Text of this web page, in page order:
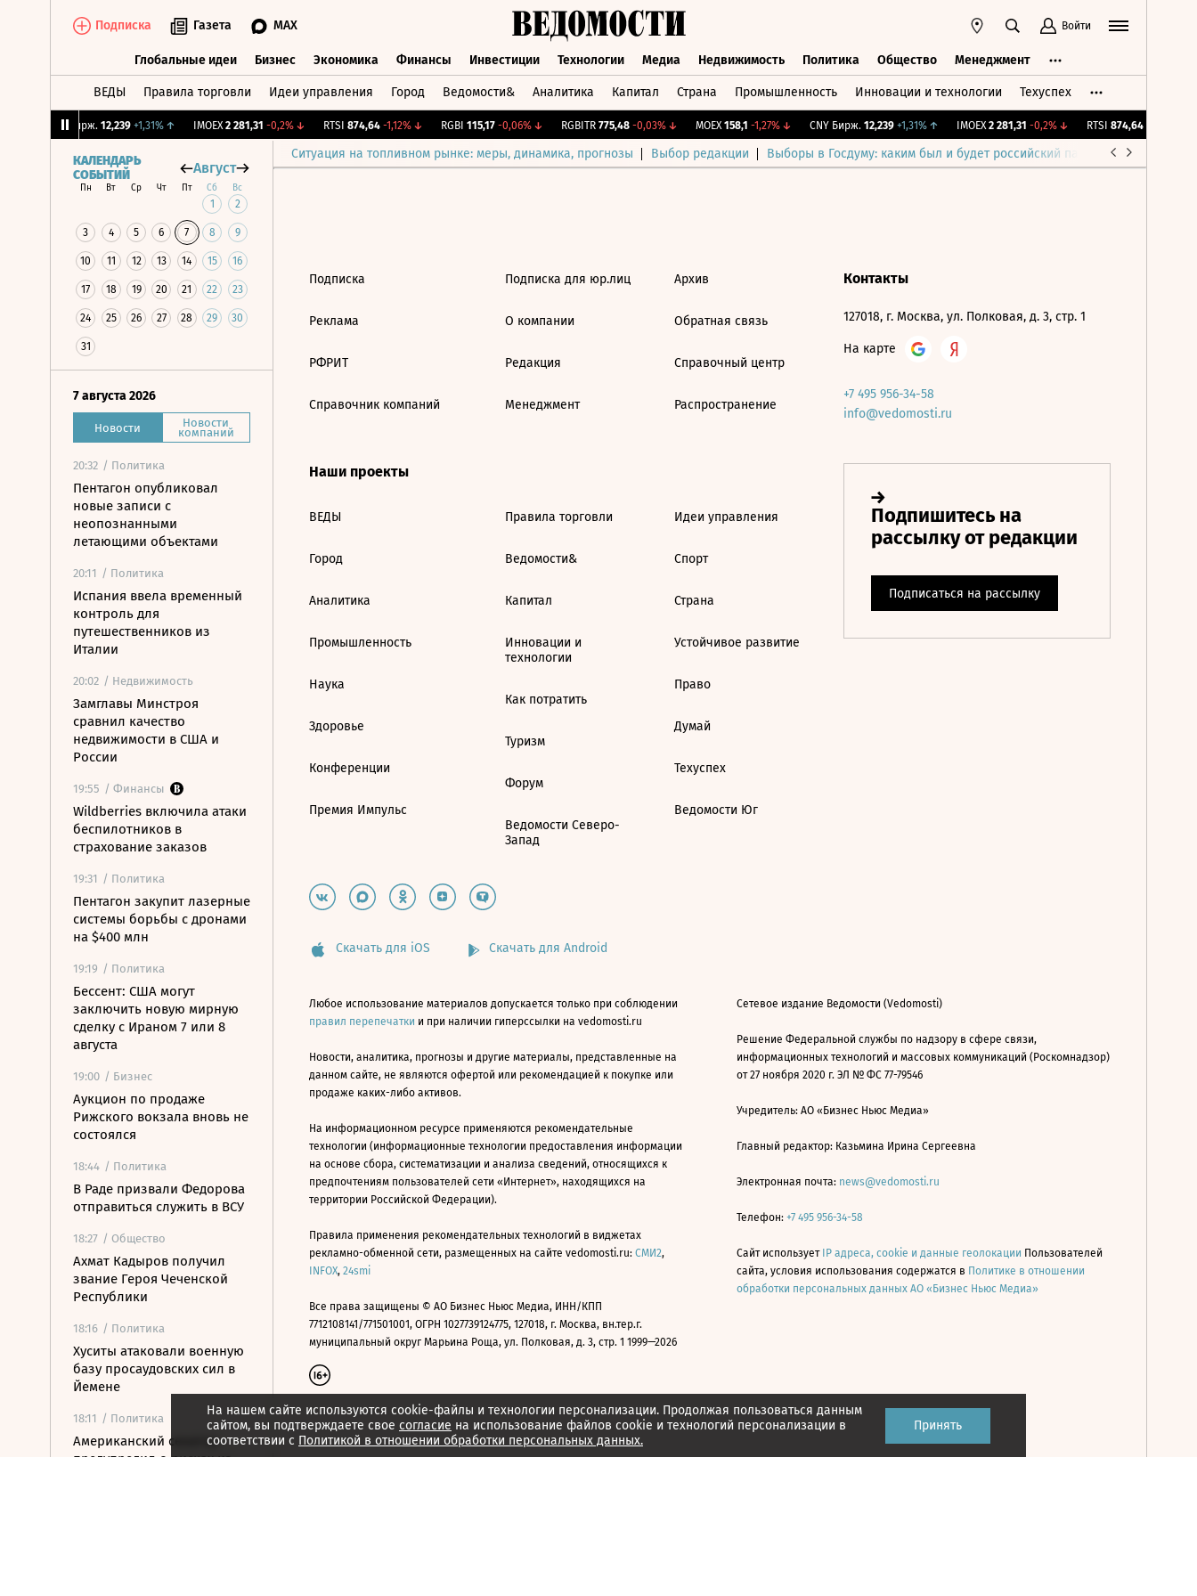
Подписка Газета MAX Войти
Глобальные идеи Бизнес Экономика Финансы Инвестиции Технологии Медиа Недвижимость Политика Общество Менеджмент
ВЕДЫ Правила торговли Идеи управления Город Ведомости& Аналитика Капитал Страна Промышленность Инновации и технологии Техуспех
CNY Бирж. 12,239 +1,31%↑ IMOEX 2 281,31 -0,2%↓ RTSI 874,64 -1,12%↓ RGBI 115,17 -0,06%↓ RGBITR 775,48 -0,03%↓ MOEX 158,1 -1,27%↓ CNY Бирж. 12,239 +1,31%↑ IMOEX 2 281,31 -0,2%↓ RTSI 874,64 -1,12%
Ситуация на топливном рынке: меры, динамика, прогнозы Выбор редакции Выборы в Госдуму: каким был и будет российский парламент
КАЛЕНДАРЬ
СОБЫТИЙ
Август
Пн Вт Ср Чт Пт Сб Вс
1 2
3 4 5 6 7 8 9
10 11 12 13 14 15 16
17 18 19 20 21 22 23
24 25 26 27 28 29 30
31
7 августа 2026
Новости Новости
компаний
20:32 / Политика
Пентагон опубликовал
новые записи с
неопознанными
летающими объектами
20:11 / Политика
Испания ввела временный
контроль для
путешественников из
Италии
20:02 / Недвижимость
Замглавы Минстроя
сравнил качество
недвижимости в США и
России
19:55 / Финансы
Wildberries включила атаки
беспилотников в
страхование заказов
19:31 / Политика
Пентагон закупит лазерные
системы борьбы с дронами
на $400 млн
19:19 / Политика
Бессент: США могут
заключить новую мирную
сделку с Ираном 7 или 8
августа
19:00 / Бизнес
Аукцион по продаже
Рижского вокзала вновь не
состоялся
18:44 / Политика
В Раде призвали Федорова
отправиться служить в ВСУ
18:27 / Общество
Ахмат Кадыров получил
звание Героя Чеченской
Республики
18:16 / Политика
Хуситы атаковали военную
базу просаудовских сил в
Йемене
18:11 / Политика
Американский сенатор
предупредил о рисках из-
На нашем сайте используются cookie-файлы и технологии персонализации. Продолжая пользоваться данным
сайтом, вы подтверждаете свое согласие на использование файлов cookie и технологий персонализации в
соответствии с Политикой в отношении обработки персональных данных.
Принять
Подписка
Реклама
РФРИТ
Справочник компаний
Подписка для юр.лиц
О компании
Редакция
Менеджмент
Архив
Обратная связь
Справочный центр
Распространение
Наши проекты
ВЕДЫ
Город
Аналитика
Промышленность
Наука
Здоровье
Конференции
Премия Импульс
Правила торговли
Ведомости&
Капитал
Инновации и
технологии
Как потратить
Туризм
Форум
Ведомости Северо-
Запад
Идеи управления
Спорт
Страна
Устойчивое развитие
Право
Думай
Техуспех
Ведомости Юг
Контакты
127018, г. Москва, ул. Полковая, д. 3, стр. 1
На карте
+7 495 956-34-58
info@vedomosti.ru
Скачать для iOS Скачать для Android
Любое использование материалов допускается только при соблюдении
правил перепечатки и при наличии гиперссылки на vedomosti.ru
Новости, аналитика, прогнозы и другие материалы, представленные на
данном сайте, не являются офертой или рекомендацией к покупке или
продаже каких-либо активов.
На информационном ресурсе применяются рекомендательные
технологии (информационные технологии предоставления информации
на основе сбора, систематизации и анализа сведений, относящихся к
предпочтениям пользователей сети «Интернет», находящихся на
территории Российской Федерации).
Правила применения рекомендательных технологий в виджетах
рекламно-обменной сети, размещенных на сайте vedomosti.ru: СМИ2,
INFOX, 24smi
Все права защищены © АО Бизнес Ньюс Медиа, ИНН/КПП
7712108141/771501001, ОГРН 1027739124775, 127018, г. Москва, вн.тер.г.
муниципальный округ Марьина Роща, ул. Полковая, д. 3, стр. 1 1999—2026
Сетевое издание Ведомости (Vedomosti)
Решение Федеральной службы по надзору в сфере связи,
информационных технологий и массовых коммуникаций (Роскомнадзор)
от 27 ноября 2020 г. ЭЛ № ФС 77-79546
Учредитель: АО «Бизнес Ньюс Медиа»
Главный редактор: Казьмина Ирина Сергеевна
Электронная почта: news@vedomosti.ru
Телефон: +7 495 956-34-58
Сайт использует IP адреса, cookie и данные геолокации Пользователей
сайта, условия использования содержатся в Политике в отношении
обработки персональных данных АО «Бизнес Ньюс Медиа»